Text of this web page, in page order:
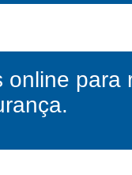
para